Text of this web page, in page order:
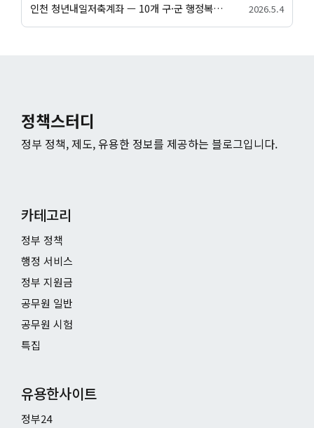
인천 청년내일저축계좌 — 10개 구·군 행정복지센터 신청 방법 2026.5.4
정책스터디
정부 정책, 제도, 유용한 정보를 제공하는 블로그입니다.
카테고리
정부 정책
행정 서비스
정부 지원금
공무원 일반
공무원 시험
특집
유용한사이트
정부24